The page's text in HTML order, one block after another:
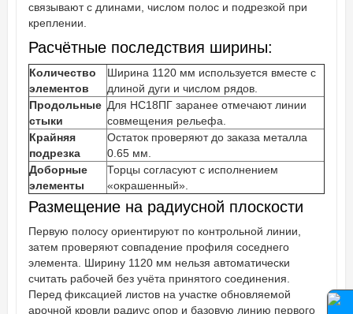
связывают с длинами, числом полос и подрезкой при
креплении.
Расчётные последствия ширины:
Количество
элементов
Ширина 1120 мм используется вместе с
длиной дуги и числом рядов.
Продольные
стыки
Для НС18ПГ заранее отмечают линии
совмещения рельефа.
Крайняя
подрезка
Остаток проверяют до заказа металла
0.65 мм.
Доборные
элементы
Торцы согласуют с исполнением
«окрашенный».
Размещение на радиусной плоскости
Первую полосу ориентируют по контрольной линии,
затем проверяют совпадение профиля соседнего
элемента. Ширину 1120 мм нельзя автоматически
считать рабочей без учёта принятого соединения.
Перед фиксацией листов на участке обновляемой
арочной кровли радиус опор и базовую линию первого